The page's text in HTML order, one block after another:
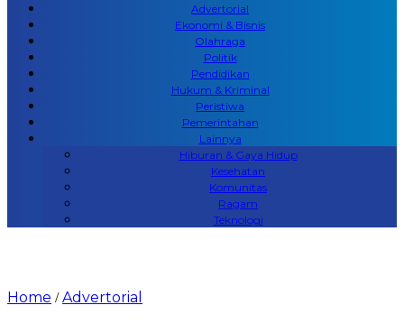
Advertorial
Ekonomi & Bisnis
Olahraga
Politik
Pendidikan
Hukum & Kriminal
Peristiwa
Pemerintahan
Lainnya
Hiburan & Gaya Hidup
Kesehatan
Komunitas
Ragam
Teknologi
Home /Advertorial